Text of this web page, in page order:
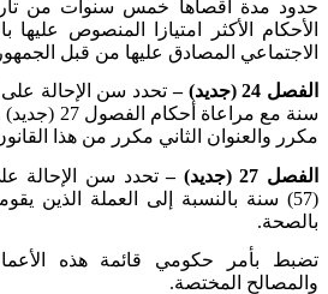
حدود مدة أقصاها خمس سنوات من
الأحكام الأكثر امتيازا المنصوص عليها
الاجتماعي المصادق عليها من قبل
الفصل 24 (جديد) –
مكرر والعنوان الثاني مكرر من هذا
الفصل 27 (جديد) –
تحدد سن الإحالة
(57) سنة بالنسبة إلى العملة الذين
بالصحة.
تضبط بأمر حكومي قائمة هذه
والمصالح المختصة.